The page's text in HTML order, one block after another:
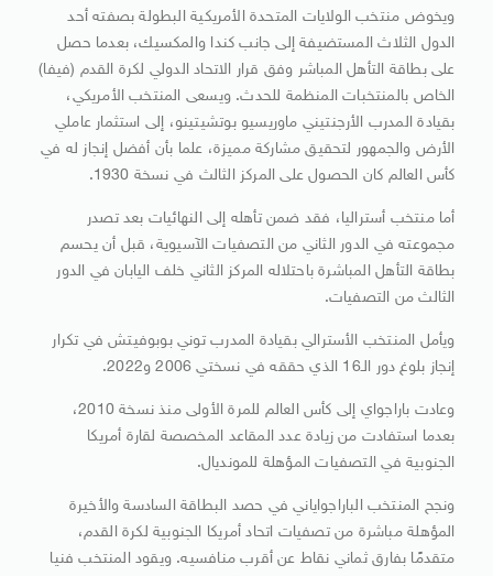
ويخوض منتخب الولايات المتحدة الأمريكية البطولة بصفته أحد
الدول الثلاث المستضيفة إلى جانب كندا والمكسيك، بعدما حصل
على بطاقة التأهل المباشر وفق قرار الاتحاد الدولي لكرة القدم (فيفا)
الخاص بالمنتخبات المنظمة للحدث. ويسعى المنتخب الأمريكي،
بقيادة المدرب الأرجنتيني ماوريسيو بوتشيتينو، إلى استثمار عاملي
الأرض والجمهور لتحقيق مشاركة مميزة، علما بأن أفضل إنجاز له في
كأس العالم كان الحصول على المركز الثالث في نسخة 1930.
أما منتخب أستراليا، فقد ضمن تأهله إلى النهائيات بعد تصدر
مجموعته في الدور الثاني من التصفيات الآسيوية، قبل أن يحسم
بطاقة التأهل المباشرة باحتلاله المركز الثاني خلف اليابان في الدور
الثالث من التصفيات.
ويأمل المنتخب الأسترالي بقيادة المدرب توني بوبوفيتش في تكرار
إنجاز بلوغ دور الـ16 الذي حققه في نسختي 2006 و2022.
وعادت باراجواي إلى كأس العالم للمرة الأولى منذ نسخة 2010،
بعدما استفادت من زيادة عدد المقاعد المخصصة لقارة أمريكا
الجنوبية في التصفيات المؤهلة للمونديال.
ونجح المنتخب الباراجواياني في حصد البطاقة السادسة والأخيرة
المؤهلة مباشرة من تصفيات اتحاد أمريكا الجنوبية لكرة القدم،
متقدمًا بفارق ثماني نقاط عن أقرب منافسيه. ويقود المنتخب فنيا